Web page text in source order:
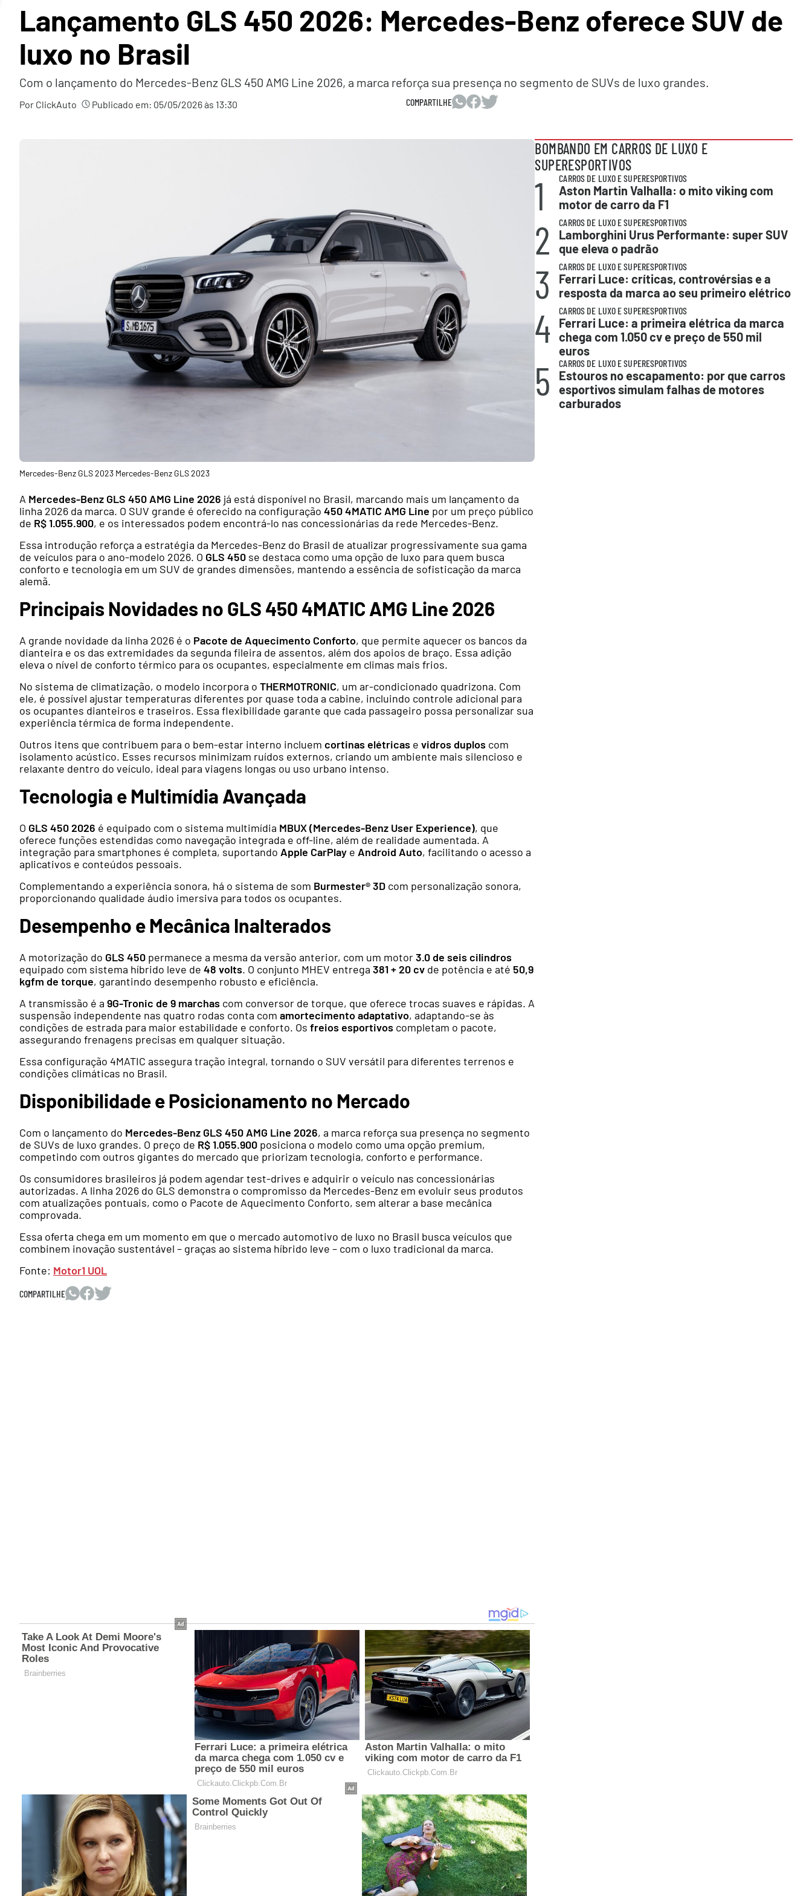
Lançamento GLS 450 2026: Mercedes-Benz oferece SUV de
luxo no Brasil
Com o lançamento do Mercedes-Benz GLS 450 AMG Line 2026, a marca reforça sua presença no segmento de SUVs de luxo grandes.
Por ClickAuto Publicado em: 05/05/2026 às 13:30 COMPARTILHE
Mercedes-Benz GLS 2023 Mercedes-Benz GLS 2023
A Mercedes-Benz GLS 450 AMG Line 2026 já está disponível no Brasil, marcando mais um lançamento da
linha 2026 da marca. O SUV grande é oferecido na configuração 450 4MATIC AMG Line por um preço público
de R$ 1.055.900, e os interessados podem encontrá-lo nas concessionárias da rede Mercedes-Benz.
Essa introdução reforça a estratégia da Mercedes-Benz do Brasil de atualizar progressivamente sua gama
de veículos para o ano-modelo 2026. O GLS 450 se destaca como uma opção de luxo para quem busca
conforto e tecnologia em um SUV de grandes dimensões, mantendo a essência de sofisticação da marca
alemã.
Principais Novidades no GLS 450 4MATIC AMG Line 2026
A grande novidade da linha 2026 é o Pacote de Aquecimento Conforto, que permite aquecer os bancos da
dianteira e os das extremidades da segunda fileira de assentos, além dos apoios de braço. Essa adição
eleva o nível de conforto térmico para os ocupantes, especialmente em climas mais frios.
No sistema de climatização, o modelo incorpora o THERMOTRONIC, um ar-condicionado quadrizona. Com
ele, é possível ajustar temperaturas diferentes por quase toda a cabine, incluindo controle adicional para
os ocupantes dianteiros e traseiros. Essa flexibilidade garante que cada passageiro possa personalizar sua
experiência térmica de forma independente.
Outros itens que contribuem para o bem-estar interno incluem cortinas elétricas e vidros duplos com
isolamento acústico. Esses recursos minimizam ruídos externos, criando um ambiente mais silencioso e
relaxante dentro do veículo, ideal para viagens longas ou uso urbano intenso.
Tecnologia e Multimídia Avançada
O GLS 450 2026 é equipado com o sistema multimídia MBUX (Mercedes-Benz User Experience), que
oferece funções estendidas como navegação integrada e off-line, além de realidade aumentada. A
integração para smartphones é completa, suportando Apple CarPlay e Android Auto, facilitando o acesso a
aplicativos e conteúdos pessoais.
Complementando a experiência sonora, há o sistema de som Burmester® 3D com personalização sonora,
proporcionando qualidade áudio imersiva para todos os ocupantes.
Desempenho e Mecânica Inalterados
A motorização do GLS 450 permanece a mesma da versão anterior, com um motor3.0 de seis cilindros
equipado com sistema híbrido leve de 48 volts. O conjunto MHEV entrega 381 + 20 cv de potência e até 50,9
kgfm de torque, garantindo desempenho robusto e eficiência.
A transmissão é a 9G-Tronic de 9 marchas com conversor de torque, que oferece trocas suaves e rápidas. A
suspensão independente nas quatro rodas conta com amortecimento adaptativo, adaptando-se às
condições de estrada para maior estabilidade e conforto. Os freios esportivos completam o pacote,
assegurando frenagens precisas em qualquer situação.
Essa configuração 4MATIC assegura tração integral, tornando o SUV versátil para diferentes terrenos e
condições climáticas no Brasil.
Disponibilidade e Posicionamento no Mercado
Com o lançamento do Mercedes-Benz GLS 450 AMG Line 2026, a marca reforça sua presença no segmento
de SUVs de luxo grandes. O preço de R$ 1.055.900 posiciona o modelo como uma opção premium,
competindo com outros gigantes do mercado que priorizam tecnologia, conforto e performance.
Os consumidores brasileiros já podem agendar test-drives e adquirir o veículo nas concessionárias
autorizadas. A linha 2026 do GLS demonstra o compromisso da Mercedes-Benz em evoluir seus produtos
com atualizações pontuais, como o Pacote de Aquecimento Conforto, sem alterar a base mecânica
comprovada.
Essa oferta chega em um momento em que o mercado automotivo de luxo no Brasil busca veículos que
combinem inovação sustentável – graças ao sistema híbrido leve – com o luxo tradicional da marca.
Fonte: Motor1 UOL
COMPARTILHE
BOMBANDO EM CARROS DE LUXO E
SUPERESPORTIVOS
1 CARROS DE LUXO E SUPERESPORTIVOS
Aston Martin Valhalla: o mito viking com
motor de carro da F1
2 CARROS DE LUXO E SUPERESPORTIVOS
Lamborghini Urus Performante: super SUV
que eleva o padrão
3 CARROS DE LUXO E SUPERESPORTIVOS
Ferrari Luce: críticas, controvérsias e a
resposta da marca ao seu primeiro elétrico
4 CARROS DE LUXO E SUPERESPORTIVOS
Ferrari Luce: a primeira elétrica da marca
chega com 1.050 cv e preço de 550 mil
euros
5 CARROS DE LUXO E SUPERESPORTIVOS
Estouros no escapamento: por que carros
esportivos simulam falhas de motores
carburados